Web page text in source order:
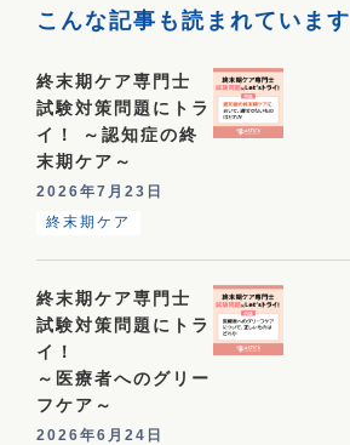
こんな記事も読まれています
終末期ケア専門士
試験対策問題にトラ
イ！ ～認知症の終
末期ケア～
2026年7月23日
終末期ケア
終末期ケア専門士
試験対策問題にトラ
イ！
～医療者へのグリー
フケア～
2026年6月24日